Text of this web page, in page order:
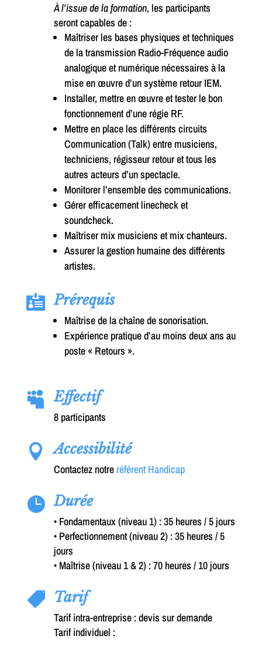
À l’issue de la formation, les participants
seront capables de :
Maîtriser les bases physiques et techniques
de la transmission Radio-Fréquence audio
analogique et numérique nécessaires à la
mise en œuvre d’un système retour IEM.
Installer, mettre en œuvre et tester le bon
fonctionnement d’une régie RF.
Mettre en place les différents circuits
Communication (Talk) entre musiciens,
techniciens, régisseur retour et tous les
autres acteurs d’un spectacle.
Monitorer l’ensemble des communications.
Gérer efficacement linecheck et
soundcheck.
Maîtriser mix musiciens et mix chanteurs.
Assurer la gestion humaine des différents
artistes.
 Prérequis
Maîtrise de la chaîne de sonorisation.
Expérience pratique d’au moins deux ans au
poste « Retours ».
 Effectif
8 participants
 Accessibilité
Contactez notre référent Handicap
 Durée
• Fondamentaux (niveau 1) : 35 heures / 5 jours
• Perfectionnement (niveau 2) : 35 heures / 5
jours
• Maîtrise (niveau 1 & 2) : 70 heures / 10 jours
 Tarif
Tarif intra-entreprise : devis sur demande
Tarif individuel :